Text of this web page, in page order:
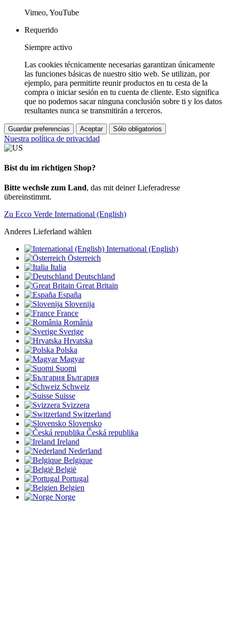
Vimeo, YouTube
Requerido
Siempre activo
Las cookies técnicamente necesarias garantizan únicamente
las funciones básicas de nuestro sitio web. Se utilizan, por
ejemplo, para permitirte reunir productos en tu cesta de la
compra o iniciar sesión en tu cuenta de cliente. Esto significa
que no podemos sacar ninguna conclusión sobre ti y los datos
resultantes nunca se transmitirán a terceros.
Guardar preferencias Aceptar Sólo obligatorios
Nuestra política de privacidad
Bist du im richtigen Shop?
Bitte wechsle zum Land, das mit deiner Lieferadresse
übereinstimmt.
Zu Ecco Verde International (English)
Anderes Lieferland wählen
International (English)
Österreich
Italia
Deutschland
Great Britain
España
Slovenija
France
România
Sverige
Hrvatska
Polska
Magyar
Suomi
България
Schweiz
Suisse
Svizzera
Switzerland
Slovensko
Česká republika
Ireland
Nederland
Belgique
België
Portugal
Belgien
Norge